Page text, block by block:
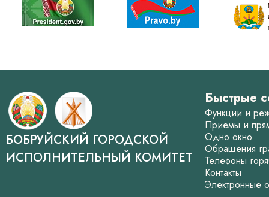
БОБРУЙСКИЙ ГОРОДСКОЙ
ИСПОЛНИТЕЛЬНЫЙ КОМИТЕТ
Быстрые
Функции и
Приемы и
Одно окно
Обращения
Телефоны
Контакты
Электронные